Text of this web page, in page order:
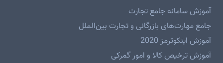
آموزش سامانه جامع تجارت
جامع مهارت‌های بازرگانی و تجارت بین‌الملل
آموزش اینکوترمز 2020
آموزش ترخیص کالا و امور گمرکی